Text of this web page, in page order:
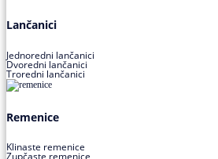
Lančanici
Jednoredni lančanici
Dvoredni lančanici
Troredni lančanici
Remenice
Klinaste remenice